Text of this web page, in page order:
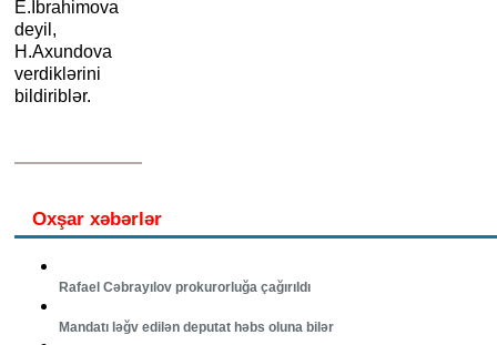
E.İbrahimova
deyil,
H.Axundova
verdiklərini
bildiriblər.
Oxşar xəbərlər
Rafael Cəbrayılov prokurorluğa çağırıldı
Mandatı ləğv edilən deputat həbs oluna bilər